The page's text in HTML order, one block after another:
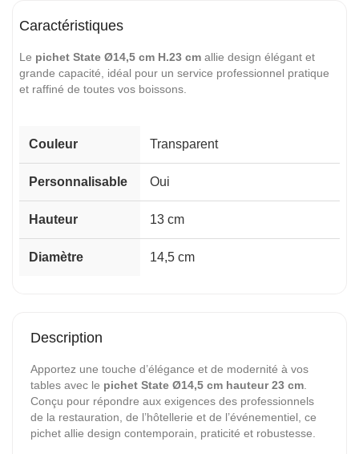
Caractéristiques
Le pichet State Ø14,5 cm H.23 cm allie design élégant et
grande capacité, idéal pour un service professionnel pratique
et raffiné de toutes vos boissons.
Couleur Transparent
Personnalisable Oui
Hauteur 13 cm
Diamètre 14,5 cm
Description
Apportez une touche d’élégance et de modernité à vos
tables avec le pichet State Ø14,5 cm hauteur 23 cm
Conçu pour répondre aux exigences des professionnels
de la restauration, de l’hôtellerie et de l’événementiel, ce
pichet allie design contemporain, praticité et robustesse.